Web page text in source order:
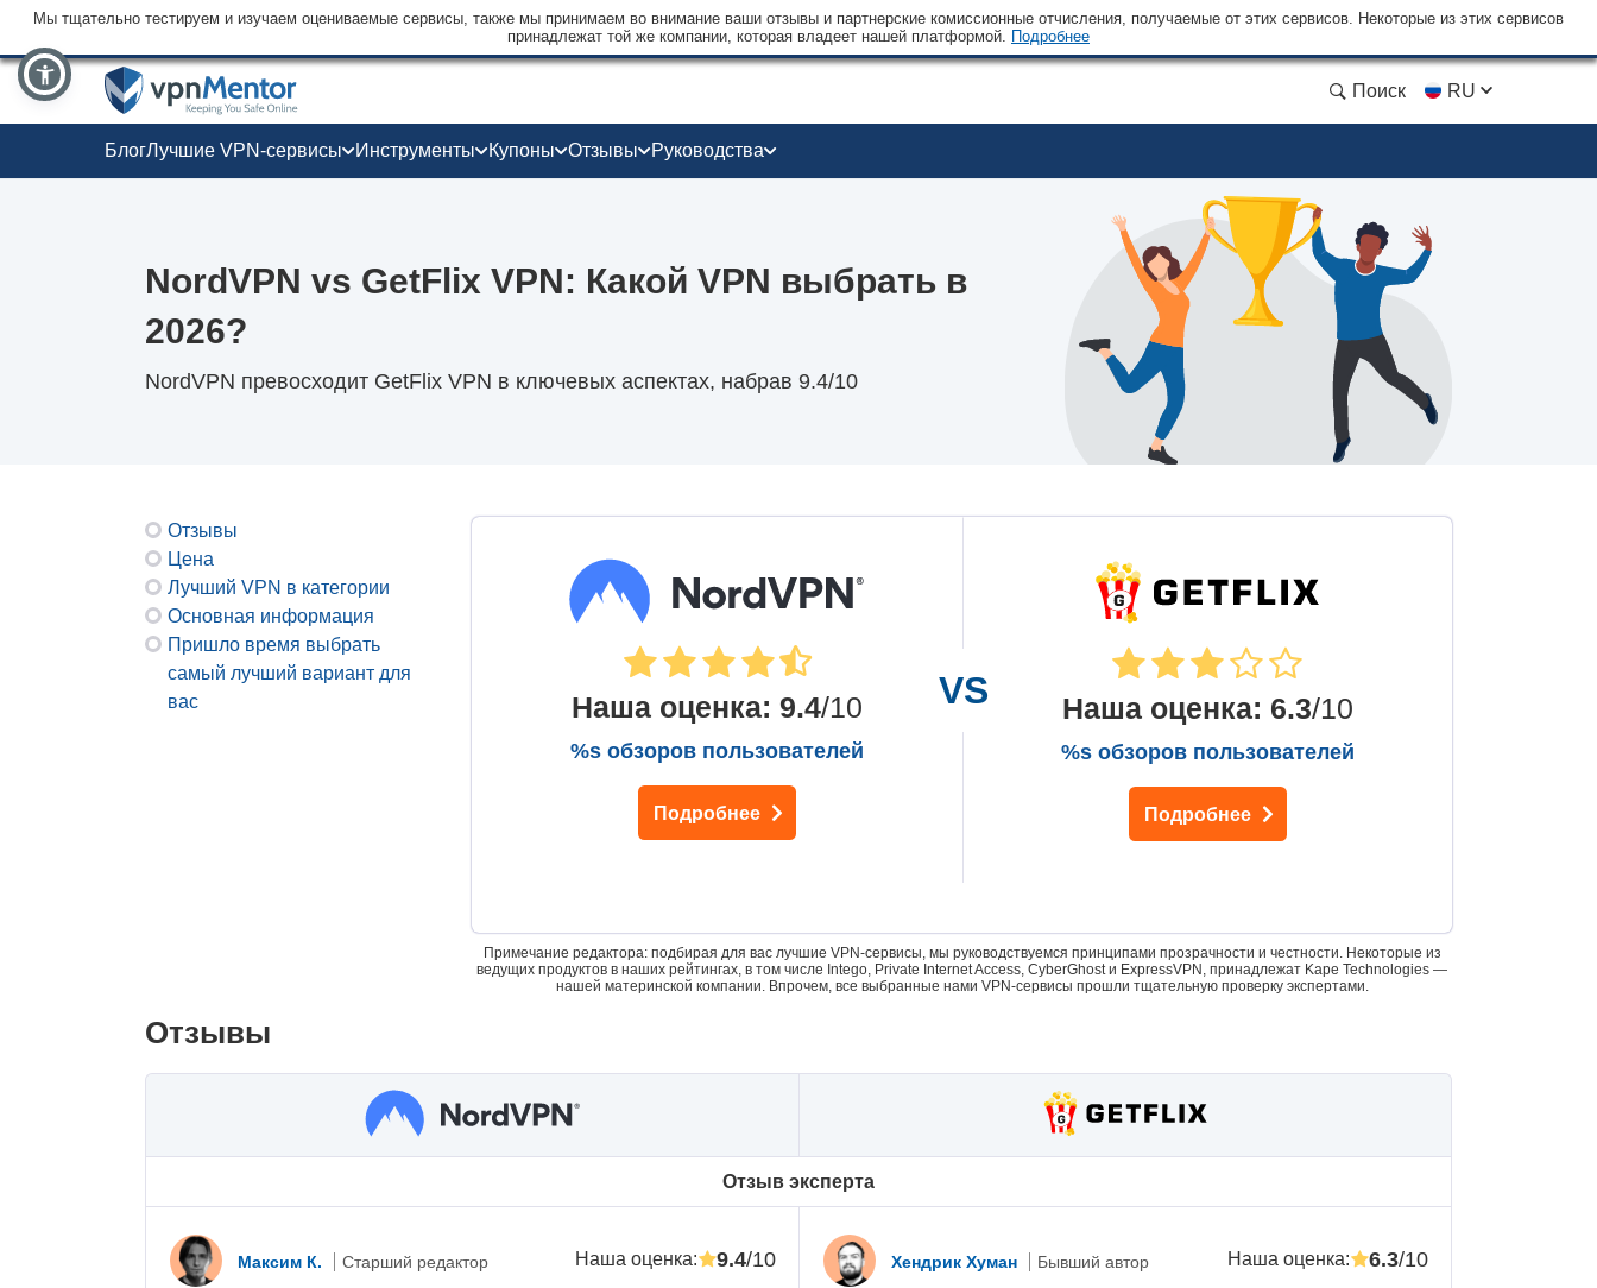
Мы тщательно тестируем и изучаем оцениваемые сервисы, также мы принимаем во внимание ваши отзывы и партнерские комиссионные отчисления, получаемые от этих сервисов. Некоторые из этих сервисов
принадлежат той же компании, которая владеет нашей платформой. Подробнее
Поиск RU
БлогЛучшие VPN-сервисы Инструменты Купоны Отзывы Руководства
NordVPN vs GetFlix VPN: Какой VPN выбрать в
2026?
NordVPN превосходит GetFlix VPN в ключевых аспектах, набрав 9.4/10
Отзывы
Цена
Лучший VPN в категории
Основная информация
Пришло время выбрать
самый лучший вариант для
вас
Наша оценка: 9.4/10
%s обзоров пользователей
Подробнее
Наша оценка: 6.3/10
%s обзоров пользователей
Подробнее
Примечание редактора: подбирая для вас лучшие VPN-сервисы, мы руководствуемся принципами прозрачности и честности. Некоторые из
ведущих продуктов в наших рейтингах, в том числе Intego, Private Internet Access, CyberGhost и ExpressVPN, принадлежат Kape Technologies —
нашей материнской компании. Впрочем, все выбранные нами VPN-сервисы прошли тщательную проверку экспертами.
Отзывы
Oтзыв эксперта
Максим К. Старший редактор Наша оценка: 9.4/10 Хендрик Хуман Бывший автор Наша оценка: 6.3/10